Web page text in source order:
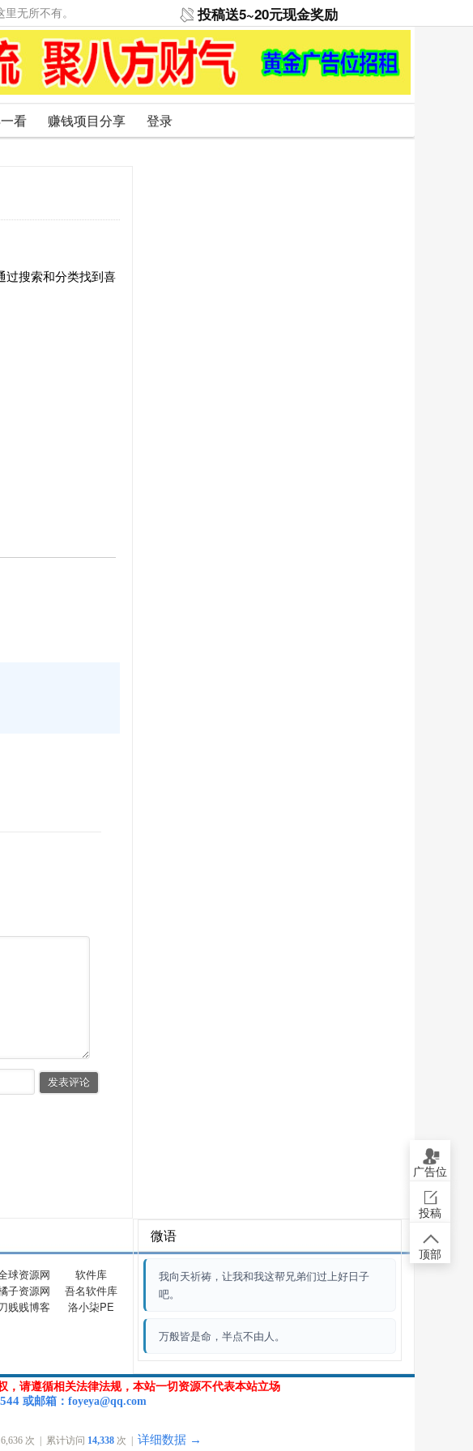
无所不有。 投稿送5~20元现金奖励
看 赚钱项目分享 登录
过搜索和分类找到喜
微语
我向天祈祷，让我和我这帮兄弟们过上好日子
吧。
万般皆是命，半点不由人。
球资源网
软件库
子资源网
吾名软件库
贱贱博客
洛小柒PE
请遵循相关法律法规，本站一切资源不代表本站立场
或邮箱：foyeya@qq.com
6,636次 | 累计访问 14,338次 | 详细数据 →
广告位
投稿
顶部